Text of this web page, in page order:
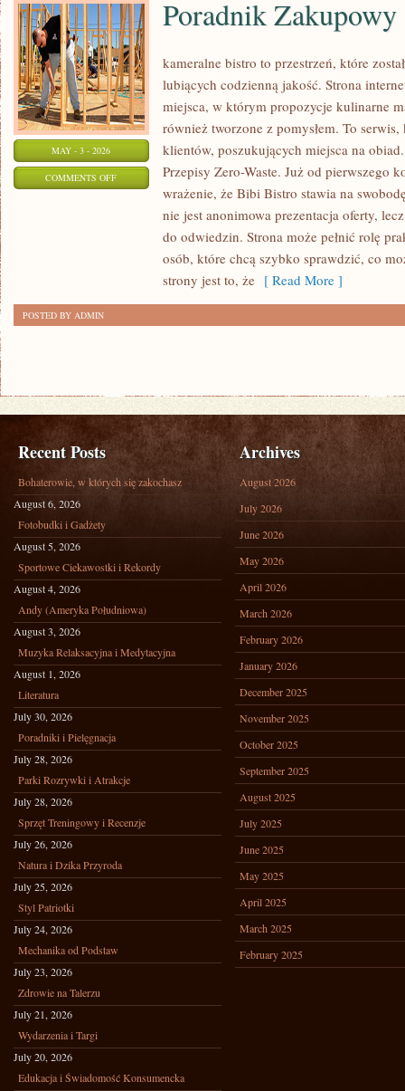
MAY - 3 - 2026
COMMENTS OFFON
ZAKUPOWY
Poradnik Zakupowy
kameralne bistro to przestrzeń, które
lubiących codzienną jakość. Strona
miejsca, w którym propozycje kulinarne
również tworzone z pomysłem. To
klientów, poszukujących miejsca na
Przepisy Zero-Waste. Już od pierwszego
wrażenie, że Bibi Bistro stawia na
nie jest anonimowa prezentacja oferty,
do odwiedzin. Strona może pełnić rolę
osób, które chcą szybko sprawdzić, co
strony jest to, że [ Read More ]
POSTED BY ADMIN
Recent Posts
Bohaterowie, w których się zakochasz
August 6, 2026
Fotobudki i Gadżety
August 5, 2026
Sportowe Ciekawostki i Rekordy
August 4, 2026
Andy (Ameryka Południowa)
August 3, 2026
Muzyka Relaksacyjna i Medytacyjna
August 1, 2026
Literatura
July 30, 2026
Poradniki i Pielęgnacja
July 28, 2026
Parki Rozrywki i Atrakcje
July 28, 2026
Sprzęt Treningowy i Recenzje
July 26, 2026
Natura i Dzika Przyroda
July 25, 2026
Styl Patriotki
July 24, 2026
Mechanika od Podstaw
July 23, 2026
Zdrowie na Talerzu
July 21, 2026
Wydarzenia i Targi
July 20, 2026
Edukacja i Świadomość Konsumencka
Archives
August 2026
July 2026
June 2026
May 2026
April 2026
March 2026
February 2026
January 2026
December 2025
November 2025
October 2025
September 2025
August 2025
July 2025
June 2025
May 2025
April 2025
March 2025
February 2025